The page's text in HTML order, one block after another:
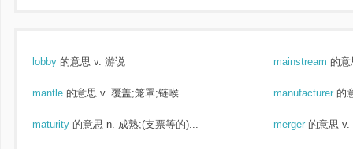
lobby 的意思 v. 游说 mainstream 的意
mantle 的意思 v. 覆盖;笼罩;链喉... manufacturer 的
maturity 的意思 n. 成熟;(支票等的)... merger 的意思 v.